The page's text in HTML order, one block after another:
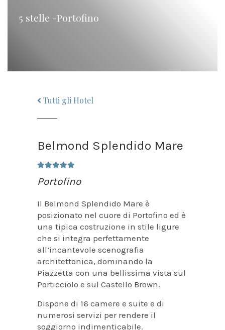
5 stelle -Portofino
Tutti gli Hotel
Belmond Splendido Mare
Portofino
Il Belmond Splendido Mare è
posizionato nel cuore di Portofino ed è
una tipica costruzione in stile ligure
che si integra perfettamente
all’incantevole scenografia
architettonica, dominando la
Piazzetta con una bellissima vista sul
Porticciolo e sul Castello Brown.
Dispone di 16 camere e suite e di
numerosi servizi per rendere il
soggiorno indimenticabile.